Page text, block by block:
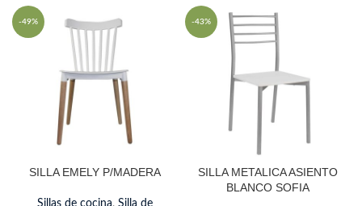
-49%
SILLA EMELY P/MADERA
Sillas de cocina, Silla de
-43%
SILLA METALICA ASIENTO
BLANCO SOFIA